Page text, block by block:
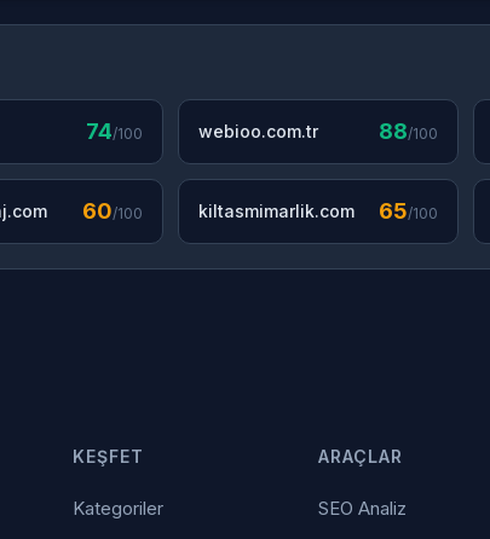
74/100 webioo.com.tr 88/100
60/100 kiltasmimarlik.com 65/100
KEŞFET
Kategoriler
ARAÇLAR
SEO Analiz